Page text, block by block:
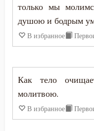
Рождество
Ропот
Самолюбие
Самомнение
Самообладание
только мы
душою и бодрым
В избранное
Как тело
молитвою.
В избранное